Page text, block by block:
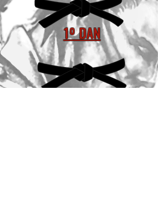
1º DAN